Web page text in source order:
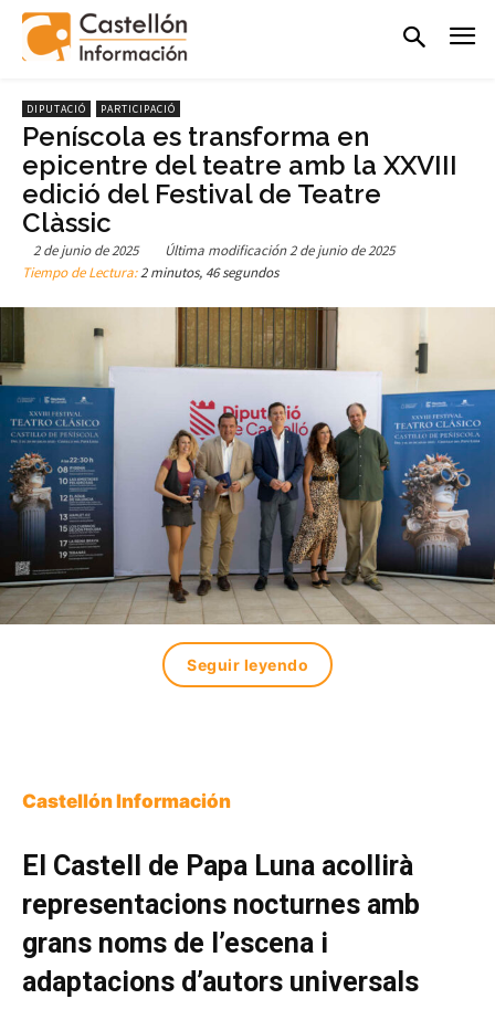
DIPUTACIÓ PARTICIPACIÓ
Peníscola es transforma en
epicentre del teatre amb la XXVIII
edició del Festival de Teatre
Clàssic
2 de junio de 2025 Última modificación2 de junio de 2025
Tiempo de Lectura:2 minutos, 46 segundos
Seguir leyendo
Castellón Información
El Castell de Papa Luna acollirà
representacions nocturnes amb
grans noms de l’escena i
adaptacions d’autors universals